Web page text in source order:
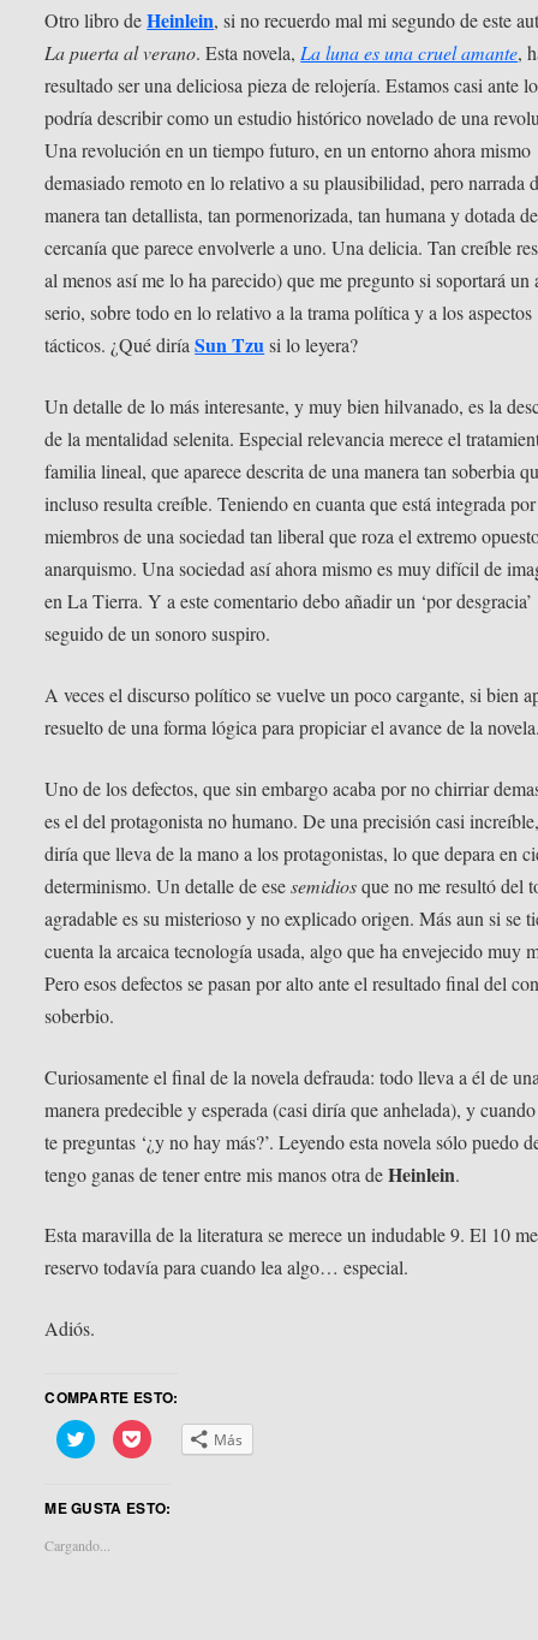
Otro libro deHeinlein, si no recuerdo mal mi segundo de este
La puerta al verano. Esta novela,La luna es una cruel amante,
resultado ser una deliciosa pieza de relojería. Estamos casi ante
podría describir como un estudio histórico novelado de una
Una revolución en un tiempo futuro, en un entorno ahora mismo
demasiado remoto en lo relativo a su plausibilidad, pero narrada
manera tan detallista, tan pormenorizada, tan humana y dotada
cercanía que parece envolverle a uno. Una delicia. Tan creíble
al menos así me lo ha parecido) que me pregunto si soportará un
serio, sobre todo en lo relativo a la trama política y a los aspectos
tácticos. ¿Qué diríaSun Tzusi lo leyera?
Un detalle de lo más interesante, y muy bien hilvanado, es la
de la mentalidad selenita. Especial relevancia merece el
familia lineal, que aparece descrita de una manera tan soberbia
incluso resulta creíble. Teniendo en cuanta que está integrada por
miembros de una sociedad tan liberal que roza el extremo
anarquismo. Una sociedad así ahora mismo es muy difícil de
en La Tierra. Y a este comentario debo añadir un ‘por desgracia’
seguido de un sonoro suspiro.
A veces el discurso político se vuelve un poco cargante, si bien
resuelto de una forma lógica para propiciar el avance de la
Uno de los defectos, que sin embargo acaba por no chirriar
es el del protagonista no humano. De una precisión casi
diría que lleva de la mano a los protagonistas, lo que depara en
determinismo. Un detalle de esesemidiosque no me resultó del
agradable es su misterioso y no explicado origen. Más aun si se
cuenta la arcaica tecnología usada, algo que ha envejecido muy
Pero esos defectos se pasan por alto ante el resultado final del
soberbio.
Curiosamente el final de la novela defrauda: todo lleva a él de
manera predecible y esperada (casi diría que anhelada), y
te preguntas ‘¿y no hay más?’. Leyendo esta novela sólo puedo
tengo ganas de tener entre mis manos otra deHeinlein.
Esta maravilla de la literatura se merece un indudable 9. El 10
reservo todavía para cuando lea algo… especial.
Adiós.
COMPARTE ESTO:
Haz
clic
Twitter
abre
en
Haz
clic
Pocket
Más
ME GUSTA ESTO:
Cargando...